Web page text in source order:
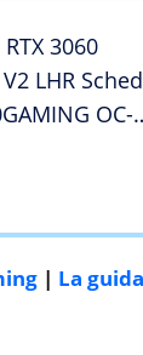
3060
LHR
OC-
| La